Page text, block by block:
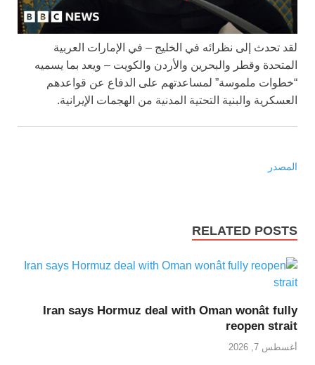
لقد تحدث إلى نظرائه في الخليج – في الإمارات العربية
المتحدة وقطر والبحرين والأردن والكويت – ويعد بما يسميه
“خطوات ملموسة” لمساعدتهم على الدفاع عن قواعدهم
العسكرية والبنية التحتية المدنية من الهجمات الإيرانية.
المصدر
RELATED POSTS
Iran says Hormuz deal with Oman wonât fully
reopen strait
أغسطس 7, 2026